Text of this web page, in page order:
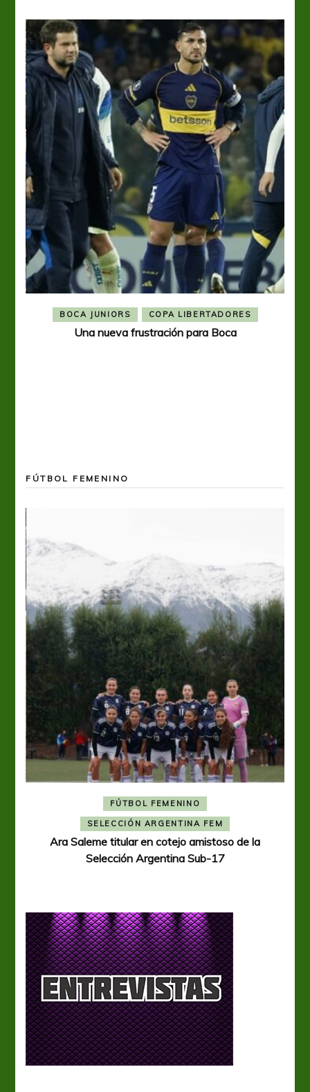
BOCA JUNIORS COPA LIBERTADORES
Una nueva frustración para Boca
FÚTBOL FEMENINO
FÚTBOL FEMENINO
SELECCIÓN ARGENTINA FEM
Ara Saleme titular en cotejo amistoso de la
Selección Argentina Sub-17